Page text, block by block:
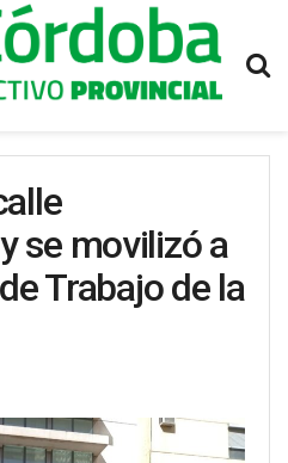
se movilizó a
Trabajo de la